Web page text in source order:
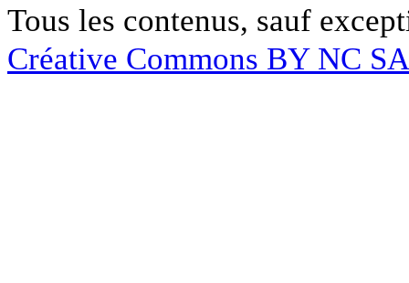
Tous les contenus, sauf
Créative Commons BY NC SA